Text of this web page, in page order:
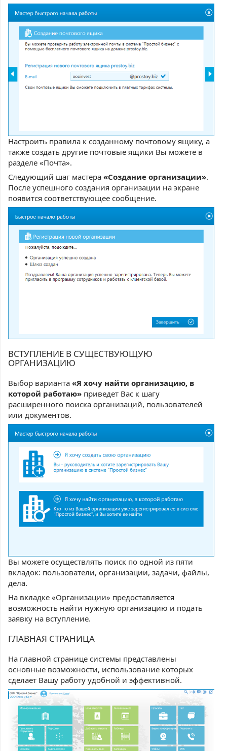
Настроить правила к созданному почтовому ящику, а
также создать другие почтовые ящики Вы можете в
разделе «Почта».
Следующий шаг мастера «Создание организации».
После успешного создания организации на экране
появится соответствующее сообщение.
ВСТУПЛЕНИЕ В СУЩЕСТВУЮЩУЮ
ОРГАНИЗАЦИЮ
Выбор варианта «Я хочу найти организацию, в
которой работаю» приведет Вас к шагу
расширенного поиска организаций, пользователей
или документов.
Вы можете осуществлять поиск по одной из пяти
вкладок: пользователи, организации, задачи, файлы,
дела.
На вкладке «Организации» предоставляется
возможность найти нужную организацию и подать
заявку на вступление.
ГЛАВНАЯ СТРАНИЦА
На главной странице системы представлены
основные возможности, использование которых
сделает Вашу работу удобной и эффективной.